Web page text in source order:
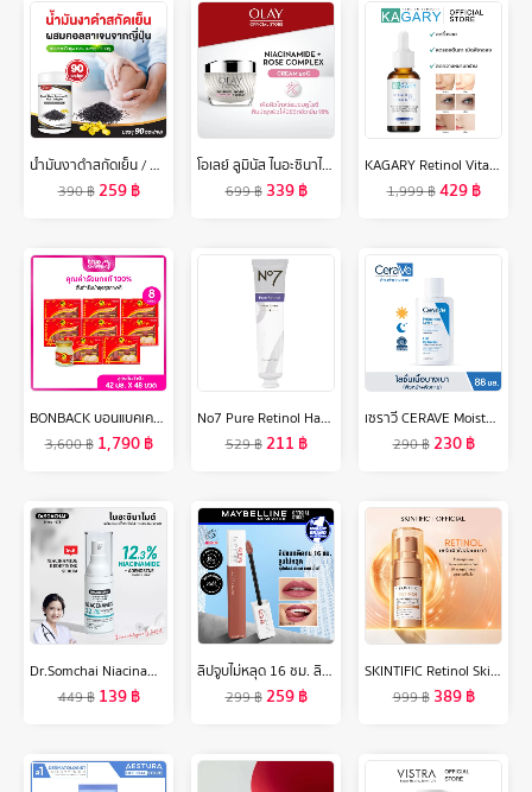
น้ำมันงาดำสกัดเย็น / คอลลาเจนไตรเปปไทด์ (90 ซอฟเจล) แคปซูล น้ำมันงาดำ คอลลาเจน (น้ำมันสกัดเย็น) น้ำมันงาดำ zenji เซนจิ
390฿259฿
โอเลย์ ลูมินัส ไนอะซินาไมด์ โรส คอมเพล็กซ์ ครีม 50 กรัม. กระจ่างใส สกินแคร์ Olay Luminous Niacinamide Rose Complex Cream 50G
699฿ 339฿
KAGARY Retinol Vitamin B3 Serum เอสเซนส์บำรุงผิวหน้า ต่อต้านริ้วรอย เรตินอล เรตินอลเซรั่ม ครีมต่อต้านริ้วรอย
1,999฿429฿
BONBACK บอนแบคเครื่องดื่มรังนกแท้ 100% สูตรต้นตำรับ 42 มล. เซต 8 กล่อง (ุ6ขวด/กล่อง) 48 ขวด
3,600฿ 1,790฿
No7 Pure Retinol Hand Cream 75ML นัมเบอร์เซเว่น เพียว เรตินอล แฮนด์ ครีม 75 มล.
529฿211 ฿
เซราวี CERAVE Moisturising Lotion โลชั่นบำรุงผิว ชุ่มชื้น เนื้อสัมผัสบางเบา 88ml
290฿230฿
Dr.Somchai Niacinamide Redefining serum ดร.สมชาย ไนอะซินาไมด์ รีดีไฟน์นิ่ง เซรั่ม 20g. เซรั่มลดเลือนจุดด่างดำ ฝ้า กระ รอยสิว
449฿ 139฿
ลิปจูบไม่หลุด 16 ชม. ลิปจิ้มจุ่มเนื้อแมท เมย์เบลลีน ซุปเปอร์ สเตย์ แมท อิ้งค์ ลิขวิด ลิปสติก 5 มล. MAYBELLINE NEW YORK SUPERSTAY MATTE INK Liquid Lipstick 5 ml (เครื่องสำอาง, ลิปติดทน, ลิปแมท, ลิปกันน้ำ)
299฿259฿
SKINTIFIC Retinol Skin Renewal Serum เซรั่มเรตินอลเพื่อผิวอ่อนเยาว์ 20ml
999฿ 389฿